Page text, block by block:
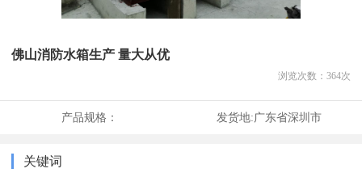
佛山消防水箱生产 量大从优
浏览次数： 364次
产品规格： 发货地:广东省深圳市
关键词